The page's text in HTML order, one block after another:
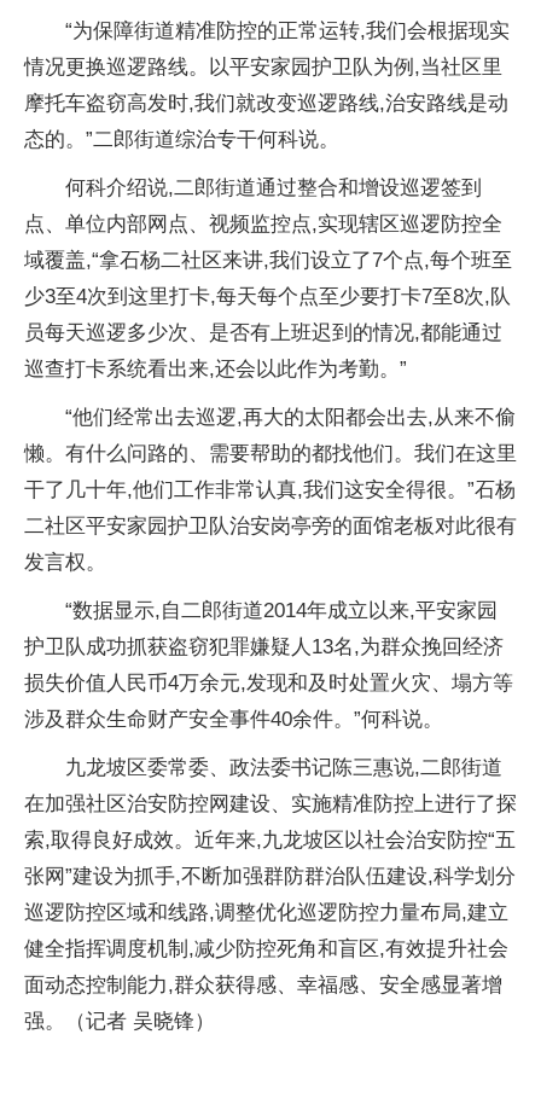
“为保障街道精准防控的正常运转,我们会根据现实
情况更换巡逻路线。以平安家园护卫队为例,当社区里
摩托车盗窃高发时,我们就改变巡逻路线,治安路线是动
态的。”二郎街道综治专干何科说。
何科介绍说,二郎街道通过整合和增设巡逻签到
点、单位内部网点、视频监控点,实现辖区巡逻防控全
域覆盖,“拿石杨二社区来讲,我们设立了7个点,每个班至
少3至4次到这里打卡,每天每个点至少要打卡7至8次,队
员每天巡逻多少次、是否有上班迟到的情况,都能通过
巡查打卡系统看出来,还会以此作为考勤。”
“他们经常出去巡逻,再大的太阳都会出去,从来不偷
懒。有什么问路的、需要帮助的都找他们。我们在这里
干了几十年,他们工作非常认真,我们这安全得很。”石杨
二社区平安家园护卫队治安岗亭旁的面馆老板对此很有
发言权。
“数据显示,自二郎街道2014年成立以来,平安家园
护卫队成功抓获盗窃犯罪嫌疑人13名,为群众挽回经济
损失价值人民币4万余元,发现和及时处置火灾、塌方等
涉及群众生命财产安全事件40余件。”何科说。
九龙坡区委常委、政法委书记陈三惠说,二郎街道
在加强社区治安防控网建设、实施精准防控上进行了探
索,取得良好成效。近年来,九龙坡区以社会治安防控“五
张网”建设为抓手,不断加强群防群治队伍建设,科学划分
巡逻防控区域和线路,调整优化巡逻防控力量布局,建立
健全指挥调度机制,减少防控死角和盲区,有效提升社会
面动态控制能力,群众获得感、幸福感、安全感显著增
强。（记者 吴晓锋）